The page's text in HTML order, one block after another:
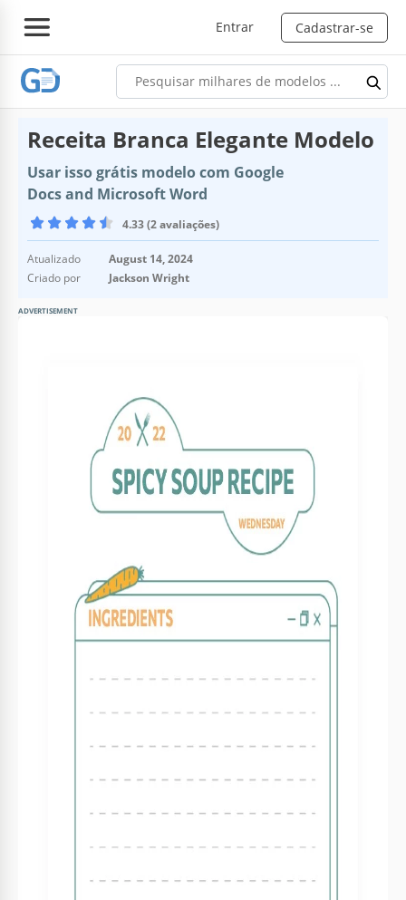
Entrar Cadastrar-se
Receita Branca Elegante Modelo
Usar isso grátis modelo com Google
Docs and Microsoft Word
4.33 (2 avaliações)
Atualizado
August 14, 2024
Criado por
Jackson Wright
ADVERTISEMENT